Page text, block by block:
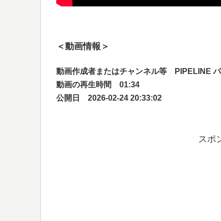
＜動画情報＞
動画作成者またはチャンネル等 PIPELINE
動画の再生時間 01:34
公開日 2026-02-24 20:33:02
スポ